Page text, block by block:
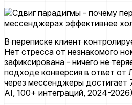
В переписке клиент
Нет стресса от незнакомого
зафиксирована - ничего не
подходе конверсия в ответ от
через мессенджеры достигает
AI, 100+ интеграций, 2024-